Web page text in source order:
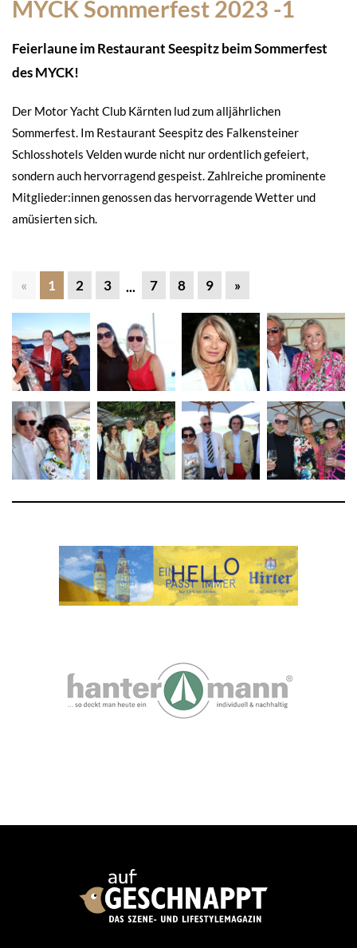
MYCK Sommerfest 2023 -1
Feierlaune im Restaurant Seespitz beim Sommerfest
des MYCK!
Der Motor Yacht Club Kärnten lud zum alljährlichen
Sommerfest. Im Restaurant Seespitz des Falkensteiner
Schlosshotels Velden wurde nicht nur ordentlich gefeiert,
sondern auch hervorragend gespeist. Zahlreiche prominente
Mitglieder:innen genossen das hervorragende Wetter und
amüsierten sich.
« 1 2 3 ... 7 8 9 »